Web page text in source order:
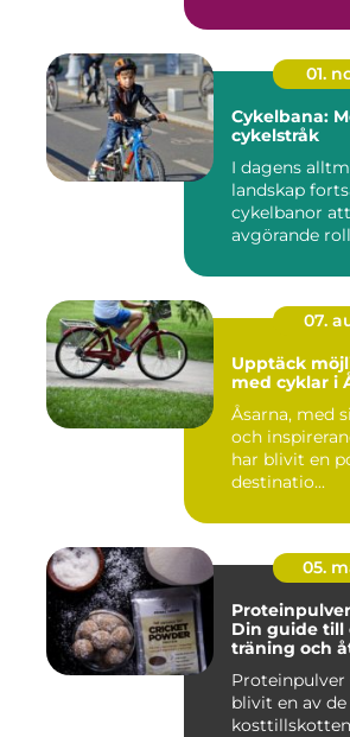
01.
Cykelbana:
cykelstråk
I dagens
landskap
cykelbanor
avgörande
07.
Upptäck
med cyklar i
Åsarna, med
och
har blivit en
destinatio...
05.
Din guide till
träning och
blivit en av